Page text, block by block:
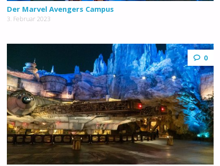
Der Marvel Avengers Campus
3. Februar 2023
0